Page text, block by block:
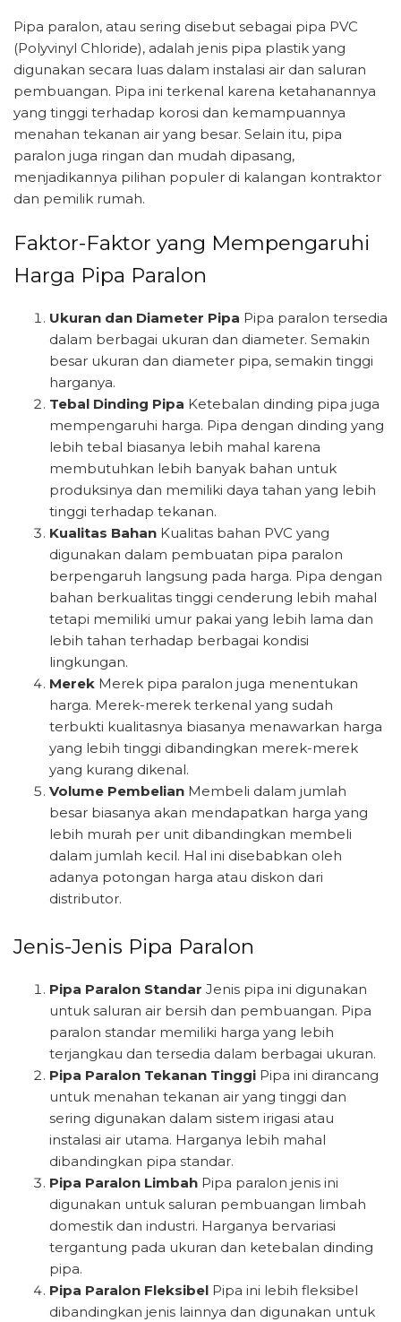
Pipa paralon, atau sering disebut sebagai pipa PVC
(Polyvinyl Chloride), adalah jenis pipa plastik yang
digunakan secara luas dalam instalasi air dan saluran
pembuangan. Pipa ini terkenal karena ketahanannya
yang tinggi terhadap korosi dan kemampuannya
menahan tekanan air yang besar. Selain itu, pipa
paralon juga ringan dan mudah dipasang,
menjadikannya pilihan populer di kalangan kontraktor
dan pemilik rumah.
Faktor-Faktor yang Mempengaruhi
Harga Pipa Paralon
Ukuran dan Diameter Pipa Pipa paralon tersedia
dalam berbagai ukuran dan diameter. Semakin
besar ukuran dan diameter pipa, semakin tinggi
harganya.
Tebal Dinding Pipa Ketebalan dinding pipa juga
mempengaruhi harga. Pipa dengan dinding yang
lebih tebal biasanya lebih mahal karena
membutuhkan lebih banyak bahan untuk
produksinya dan memiliki daya tahan yang lebih
tinggi terhadap tekanan.
Kualitas Bahan Kualitas bahan PVC yang
digunakan dalam pembuatan pipa paralon
berpengaruh langsung pada harga. Pipa dengan
bahan berkualitas tinggi cenderung lebih mahal
tetapi memiliki umur pakai yang lebih lama dan
lebih tahan terhadap berbagai kondisi
lingkungan.
Merek Merek pipa paralon juga menentukan
harga. Merek-merek terkenal yang sudah
terbukti kualitasnya biasanya menawarkan harga
yang lebih tinggi dibandingkan merek-merek
yang kurang dikenal.
Volume Pembelian Membeli dalam jumlah
besar biasanya akan mendapatkan harga yang
lebih murah per unit dibandingkan membeli
dalam jumlah kecil. Hal ini disebabkan oleh
adanya potongan harga atau diskon dari
distributor.
Jenis-Jenis Pipa Paralon
Pipa Paralon Standar Jenis pipa ini digunakan
untuk saluran air bersih dan pembuangan. Pipa
paralon standar memiliki harga yang lebih
terjangkau dan tersedia dalam berbagai ukuran.
Pipa Paralon Tekanan Tinggi Pipa ini dirancang
untuk menahan tekanan air yang tinggi dan
sering digunakan dalam sistem irigasi atau
instalasi air utama. Harganya lebih mahal
dibandingkan pipa standar.
Pipa Paralon Limbah Pipa paralon jenis ini
digunakan untuk saluran pembuangan limbah
domestik dan industri. Harganya bervariasi
tergantung pada ukuran dan ketebalan dinding
pipa.
Pipa Paralon Fleksibel Pipa ini lebih fleksibel
dibandingkan jenis lainnya dan digunakan untuk